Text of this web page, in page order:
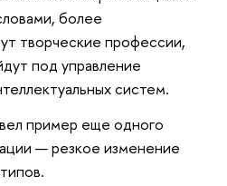
более
творческие профессии,
под управление
систем.
пример еще одного
— резкое изменение